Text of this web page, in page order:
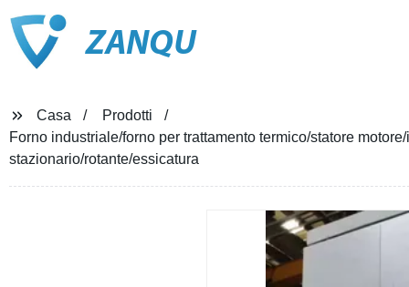
ZANQU
Casa
Prodotti
Forno industriale/forno per trattamento termico/statore
stazionario/rotante/essicatura